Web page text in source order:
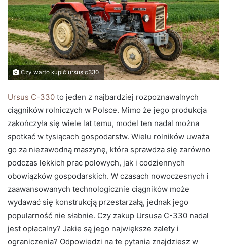
Czy warto kupić ursus c330
Ursus C-330 to jeden z najbardziej rozpoznawalnych
ciągników rolniczych w Polsce. Mimo że jego produkcja
zakończyła się wiele lat temu, model ten nadal można
spotkać w tysiącach gospodarstw. Wielu rolników uważa
go za niezawodną maszynę, która sprawdza się zarówno
podczas lekkich prac polowych, jak i codziennych
obowiązków gospodarskich. W czasach nowoczesnych i
zaawansowanych technologicznie ciągników może
wydawać się konstrukcją przestarzałą, jednak jego
popularność nie słabnie. Czy zakup Ursusa C-330 nadal
jest opłacalny? Jakie są jego największe zalety i
ograniczenia? Odpowiedzi na te pytania znajdziesz w